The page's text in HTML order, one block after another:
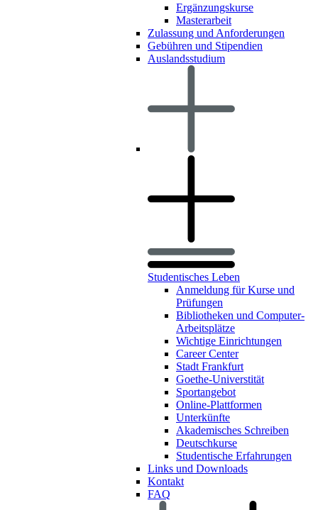
Ergänzungskurse
Masterarbeit
Zulassung und Anforderungen
Gebühren und Stipendien
Auslandsstudium
Studentisches Leben
Anmeldung für Kurse und
Prüfungen
Bibliotheken und Computer-
Arbeitsplätze
Wichtige Einrichtungen
Career Center
Stadt Frankfurt
Goethe-Universtität
Sportangebot
Online-Plattformen
Unterkünfte
Akademisches Schreiben
Deutschkurse
Studentische Erfahrungen
Links und Downloads
Kontakt
FAQ